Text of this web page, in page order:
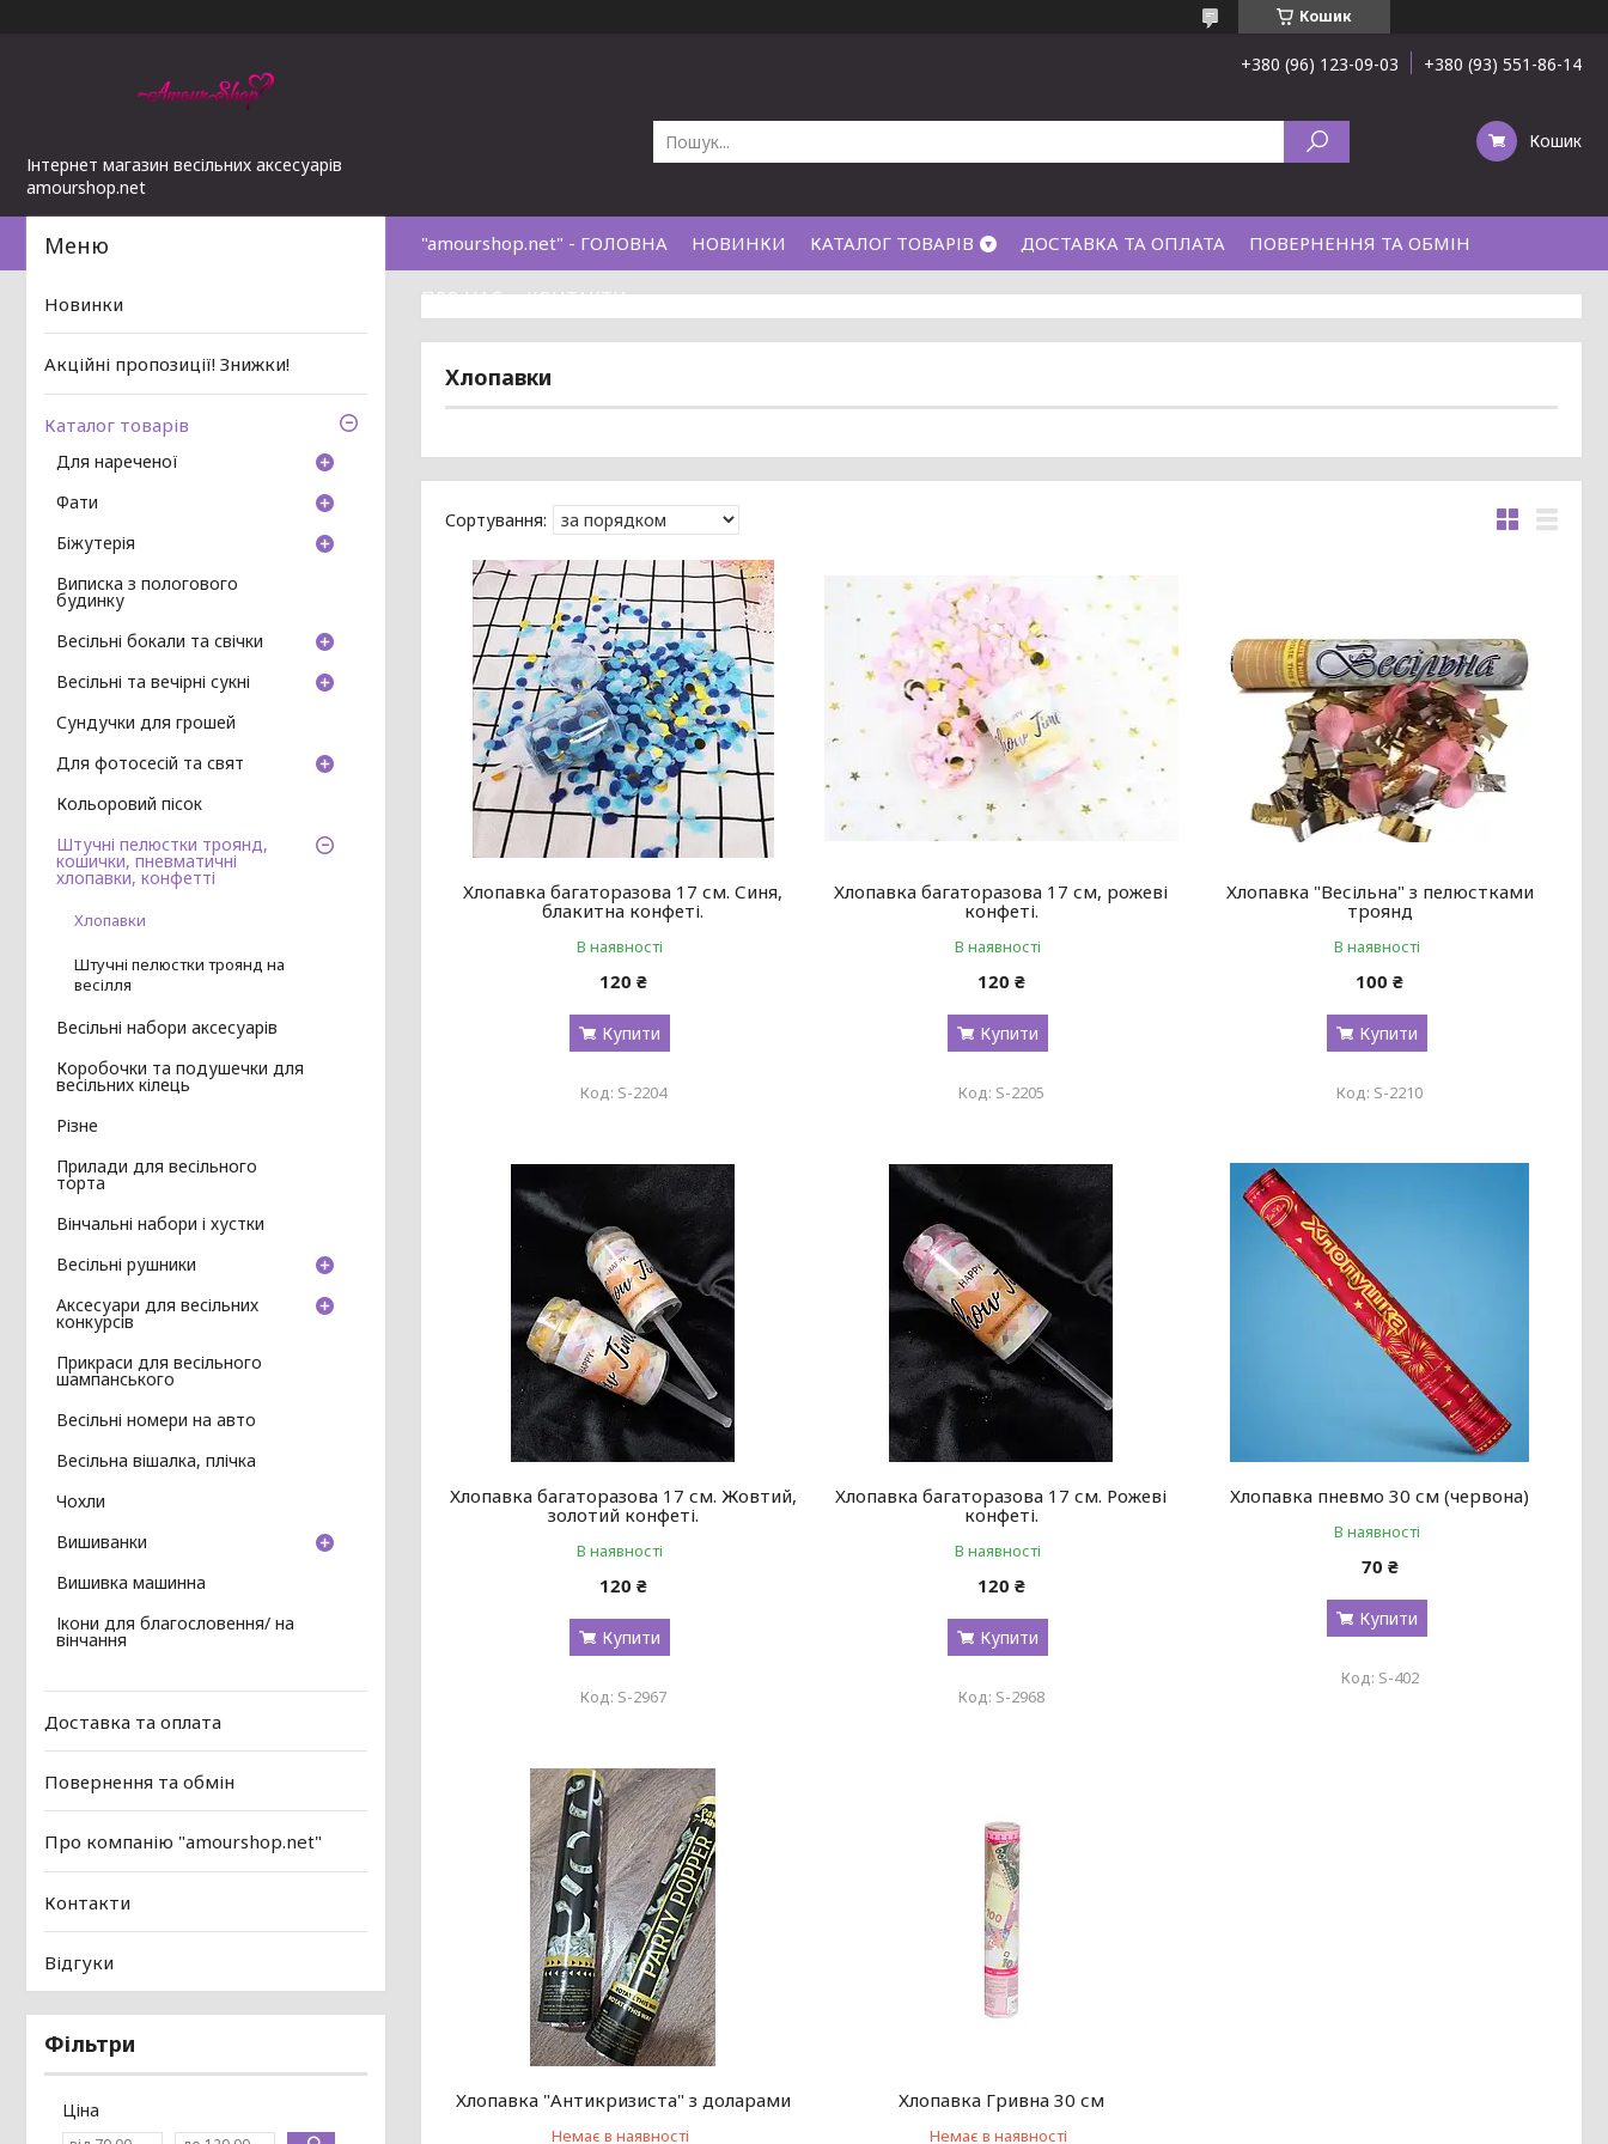
Кошик
Інтернет магазин весільних аксесуарів
amourshop.net
+380 (96) 123-09-03 +380 (93) 551-86-14
Кошик
"amourshop.net" - ГОЛОВНА НОВИНКИ КАТАЛОГ ТОВАРІВ ДОСТАВКА ТА ОПЛАТА ПОВЕРНЕННЯ ТА ОБМІН
ПРО НАС КОНТАКТИ
Хлопавки
Хлопавка багаторазова 17 см. Синя,
блакитна конфеті.
В наявності
120 ₴
Купити
S-2204
Хлопавка багаторазова 17 см, рожеві
конфеті.
В наявності
120 ₴
Купити
S-2205
Хлопавка "Весільна" з пелюстками
троянд
В наявності
100 ₴
Купити
S-2210
Хлопавка багаторазова 17 см. Жовтий,
золотий конфеті.
В наявності
120 ₴
Купити
S-2967
Хлопавка багаторазова 17 см. Рожеві
конфеті.
В наявності
120 ₴
Купити
S-2968
Хлопавка пневмо 30 см (червона)
В наявності
70 ₴
Купити
S-402
Хлопавка "Антикризиста" з доларами
Немає в наявності
Хлопавка Гривна 30 см
Немає в наявності
Новинки
Акційні пропозиції! Знижки!
Каталог товарів
Для нареченої
Фати
Біжутерія
Виписка з пологового
будинку
Весільні бокали та свічки
Весільні та вечірні сукні
Сундучки для грошей
Для фотосесій та свят
Кольоровий пісок
Штучні пелюстки троянд,
кошички, пневматичні
хлопавки, конфетті
Хлопавки
Штучні пелюстки троянд на
весілля
Весільні набори аксесуарів
Коробочки та подушечки для
весільних кілець
Різне
Прилади для весільного
торта
Вінчальні набори і хустки
Весільні рушники
Аксесуари для весільних
конкурсів
Прикраси для весільного
шампанського
Весільні номери на авто
Весільна вішалка, плічка
Чохли
Вишиванки
Вишивка машинна
Ікони для благословення/ на
вінчання
Доставка та оплата
Повернення та обмін
Про компанію "amourshop.net"
Контакти
Відгуки
Фільтри
Ціна